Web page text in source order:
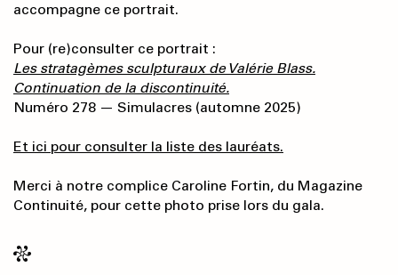
accompagne ce portrait.
Pour (re)consulter ce portrait :
Les stratagèmes sculpturaux de Valérie Blass.
Continuation de la discontinuité.
Numéro 278 — Simulacres (automne 2025)
Et ici pour consulter la liste des lauréats.
Merci à notre complice Caroline Fortin, du Magazine
Continuité, pour cette photo prise lors du gala.